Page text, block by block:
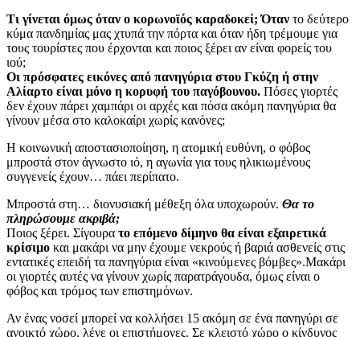
Τι γίνεται όμως όταν ο κορωνοϊός καραδοκεί; Όταν το δεύτερο
κύμα πανδημίας μας χτυπά την πόρτα και όταν ήδη τρέμουμε για
τους τουρίστες που έρχονται και ποιος ξέρει αν είναι φορείς του
ιού;
Οι πρόσφατες εικόνες από πανηγύρια στου Γκύζη ή στην
Αλίαρτο είναι μόνο η κορυφή του παγόβουνου. Πόσες γιορτές
δεν έχουν πάρει χαμπάρι οι αρχές και πόσα ακόμη πανηγύρια θα
γίνουν μέσα στο καλοκαίρι χωρίς κανόνες;
Η κοινωνική αποστασιοποίηση, η ατομική ευθύνη, ο φόβος
μπροστά στον άγνωστο ιό, η αγωνία για τους ηλικιωμένους
συγγενείς έχουν… πάει περίπατο.
Μπροστά στη… διονυσιακή μέθεξη όλα υποχωρούν. Θα το
πληρώσουμε ακριβά;
Ποιος ξέρει. Σίγουρα το επόμενο δίμηνο θα είναι εξαιρετικά
κρίσιμο και μακάρι να μην έχουμε νεκρούς ή βαριά ασθενείς στις
εντατικές επειδή τα πανηγύρια είναι «κινούμενες βόμβες».Μακάρι
οι γιορτές αυτές να γίνουν χωρίς παρατράγουδα, όμως είναι ο
φόβος και τρόμος των επιστημόνων.
Αν ένας νοσεί μπορεί να κολλήσει 15 ακόμη σε ένα πανηγύρι σε
ανοικτό χώρο, λένε οι επιστήμονες. Σε κλειστό χώρο ο κίνδυνος